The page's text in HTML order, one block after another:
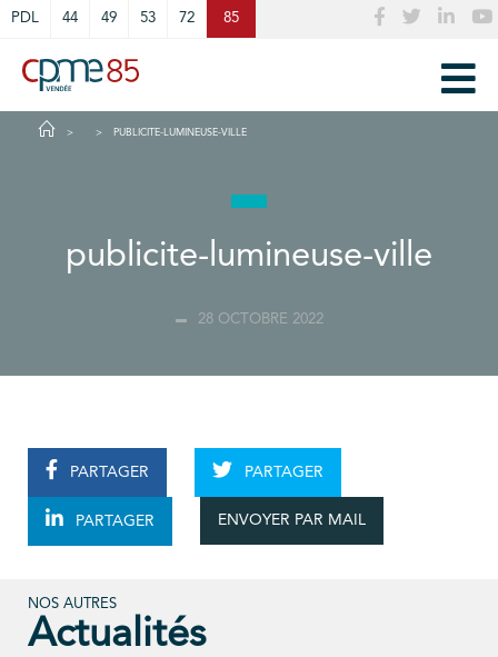
PDL 44 49 53 72 85
PUBLICITE-LUMINEUSE-VILLE
publicite-lumineuse-ville
28 OCTOBRE 2022
PARTAGER PARTAGER
PARTAGER ENVOYER PAR MAIL
NOS AUTRES
Actualités
Cookies management panel